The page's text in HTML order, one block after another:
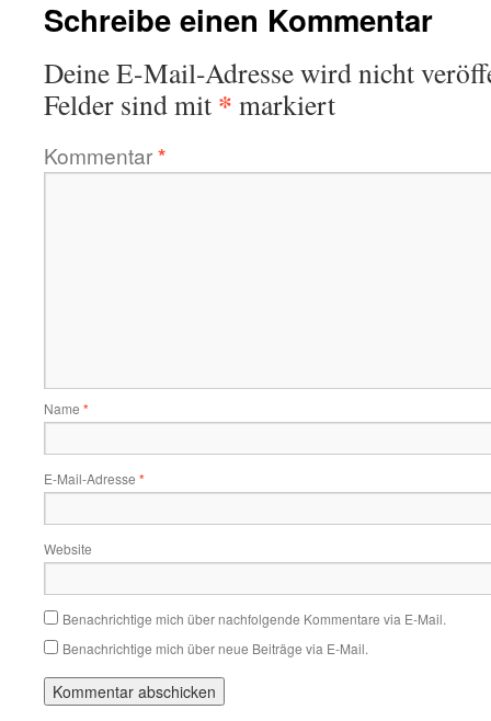
Schreibe einen Kommentar
Deine E-Mail-Adresse wird nicht
Felder sind mit * markiert
Kommentar*
Name *
E-Mail-Adresse *
Website
Benachrichtige mich über nachfolgende Kommentare via E-Mail.
Benachrichtige mich über neue Beiträge via E-Mail.